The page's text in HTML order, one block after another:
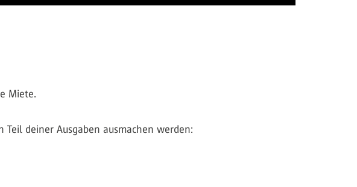
Miete.
deiner Ausgaben ausmachen werden: